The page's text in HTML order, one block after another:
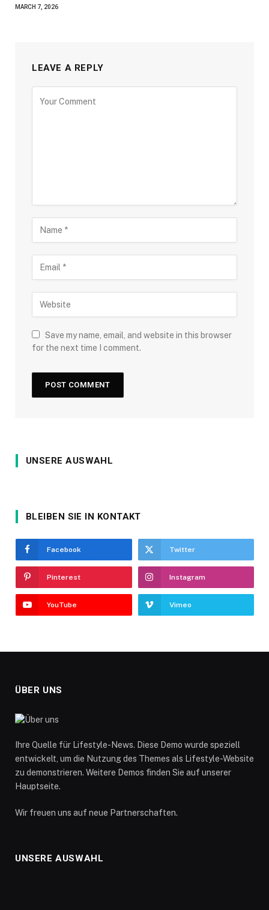
MARCH 7, 2026
LEAVE A REPLY
Save my name, email, and website in this browser
for the next time I comment.
UNSERE AUSWAHL
BLEIBEN SIE IN KONTAKT
Facebook Twitter
Pinterest Instagram
YouTube Vimeo
ÜBER UNS
Ihre Quelle für Lifestyle-News. Diese Demo wurde speziell
entwickelt, um die Nutzung des Themes als Lifestyle-Website
zu demonstrieren. Weitere Demos finden Sie auf unserer
Hauptseite.
Wir freuen uns auf neue Partnerschaften.
UNSERE AUSWAHL